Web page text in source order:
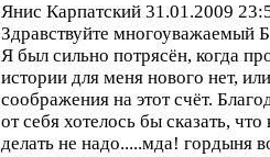
Янис Карпатский 31.01.2009
Здравствуйте многоуважаемый
Я был сильно потрясён, когда
истории для меня нового нет,
соображения на этот счёт.
от себя хотелось бы сказать,
делать не надо.....мда! гордыня